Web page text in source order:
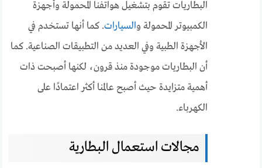
البطاريات تقوم بتشغيل هواتفنا المحمولة وأجهزة
الكمبيوتر المحمولة والسيارات. كما أنها تستخدم في
الأجهزة الطبية وفي العديد من التطبيقات الصناعية. كما
أن البطاريات موجودة منذ قرون، لكنها أصبحت ذات
أهمية متزايدة حيث أصبح عالمنا أكثر اعتمادًا على
الكهرباء.
مجالات استعمال البطارية